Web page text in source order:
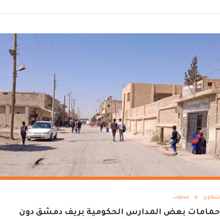
شكاوى محليات
حمامات بعض المدارس الحكومية بريف دمشق دون